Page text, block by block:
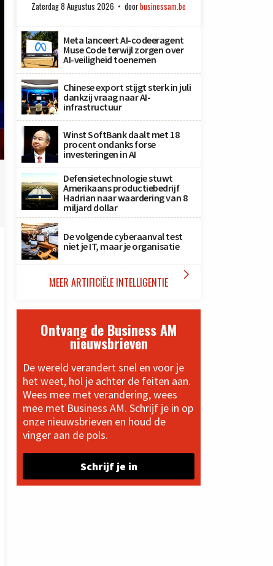
Zaterdag 8 Augustus 2026 doorbusinessam.be
Meta lanceert AI-codeeragent
Muse Code terwijl zorgen over
AI-veiligheid toenemen
Chinese export stijgt sterk in juli
dankzij vraag naar AI-
infrastructuur
Winst SoftBank daalt met 18
procent ondanks forse
investeringen in AI
Defensietechnologie stuwt
Amerikaans productiebedrijf
Hadrian naar waardering van 8
miljard dollar
De volgende cyberaanval test
niet je IT, maar je organisatie
MEER ARTIFICIËLE INTELLIGENTIE 
Ontvang de Business AM
nieuwsbrieven
De wereld verandert snel en voor je
het weet, hol je achter de feiten aan.
Wees mee met verandering, wees
mee met Business AM. Schrijf je in op
onze nieuwsbrieven en houd de
vinger aan de pols.
Schrijf je in